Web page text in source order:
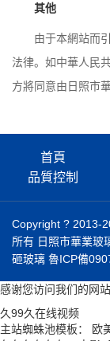
其他
由于本網站而
法律。如中華人民
方將同意由日照市
首頁
品質控制
Copyright ? 2013-
所有 日照市華業玻
砸玻璃 魯ICP備
感谢您访问我们的网
久99久在线视频
主站蜘蛛池模板：
欧